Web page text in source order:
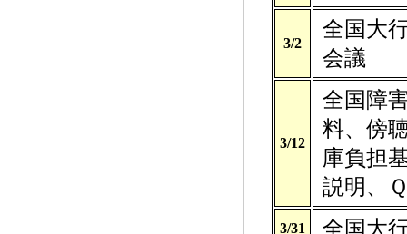
3/2
全国大
会議
3/12
全国障
料、傍
庫負担
説明、
3/31 全国大